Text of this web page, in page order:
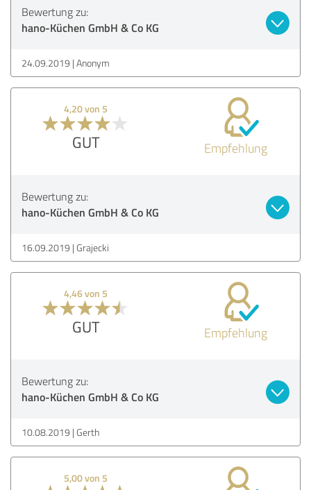
Bewertung zu:
hano-Küchen GmbH & Co KG
24.09.2019 Anonym
4,20 von 5
GUT Empfehlung
Bewertung zu:
hano-Küchen GmbH & Co KG
16.09.2019 Grajecki
4,46 von 5
GUT Empfehlung
Bewertung zu:
hano-Küchen GmbH & Co KG
10.08.2019 Gerth
5,00 von 5